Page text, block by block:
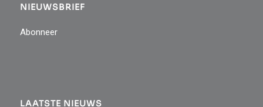
NIEUWSBRIEF
Abonneer
LAATSTE NIEUWS